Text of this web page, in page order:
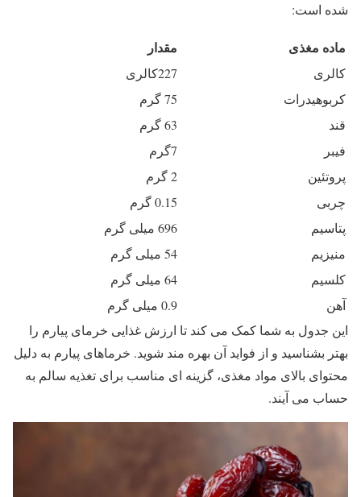
شده است:
ماده مغذی مقدار
کالری
227کالری
کربوهیدرات
75 گرم
قند
63 گرم
فیبر
7گرم
پروتئین
2 گرم
چربی
0.15 گرم
پتاسیم
696 میلی گرم
منیزیم
54 میلی گرم
کلسیم
64 میلی گرم
آهن
0.9 میلی گرم
این جدول به شما کمک می ‌کند تا ارزش غذایی خرمای پیارم را
بهتر بشناسید و از فواید آن بهره ‌مند شوید. خرماهای پیارم به دلیل
محتوای بالای مواد مغذی، گزینه‌ ای مناسب برای تغذیه سالم به
حساب می‌ آیند.